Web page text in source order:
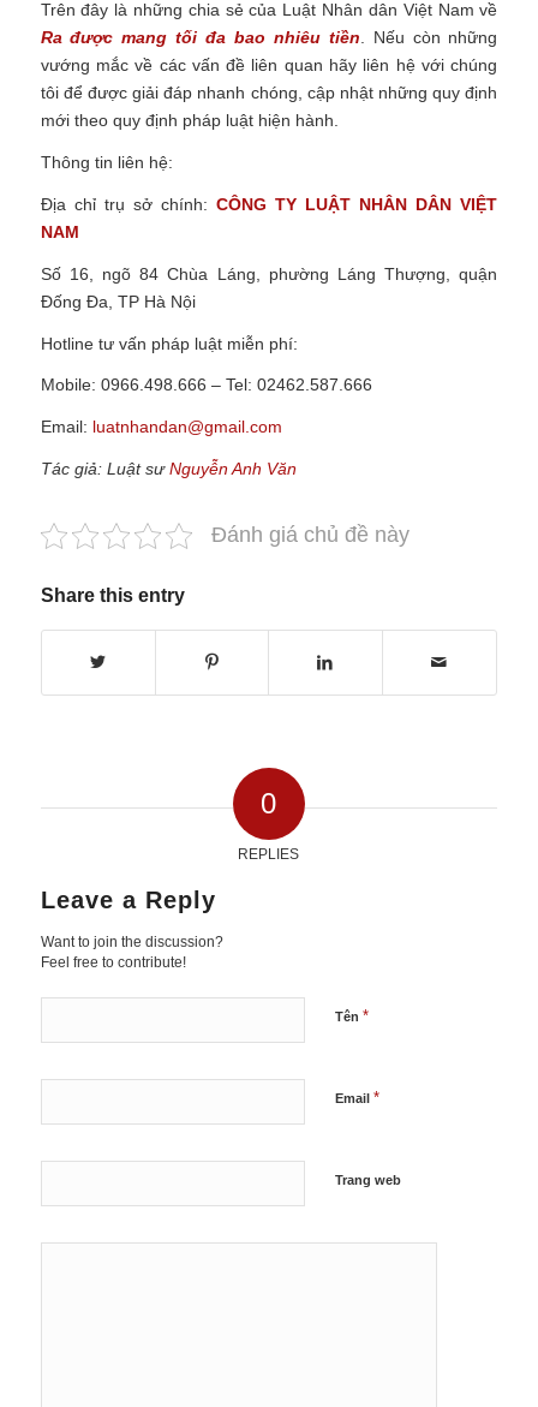
Trên đây là những chia sẻ của Luật Nhân dân Việt Nam về
Ra được mang tối đa bao nhiêu tiền
Nếu còn những
vướng mắc về các vấn đề liên quan hãy liên hệ với chúng
tôi để được giải đáp nhanh chóng, cập nhật những quy định
mới theo quy định pháp luật hiện hành.
Thông tin liên hệ:
Địa chỉ trụ sở chính: CÔNG TY LUẬT NHÂN DÂN VIỆT
NAM
Số 16, ngõ 84 Chùa Láng, phường Láng Thượng, quận
Đống Đa, TP Hà Nội
Hotline tư vấn pháp luật miễn phí:
Mobile: 0966.498.666 – Tel: 02462.587.666
Email: luatnhandan@gmail.com
Tác giả: Luật sưNguyễn Anh Văn
Đánh giá chủ đề này
Share this entry
0
REPLIES
Leave a Reply
Want to join the discussion?
Feel free to contribute!
Tên *
Email *
Trang web